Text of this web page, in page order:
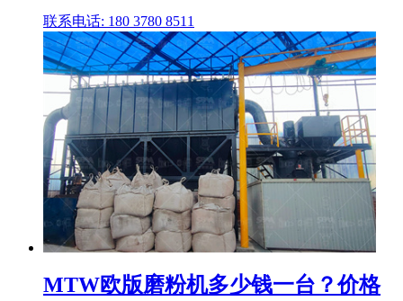
联系电话: 180 3780 8511
MTW欧版磨粉机多少钱一台？价格